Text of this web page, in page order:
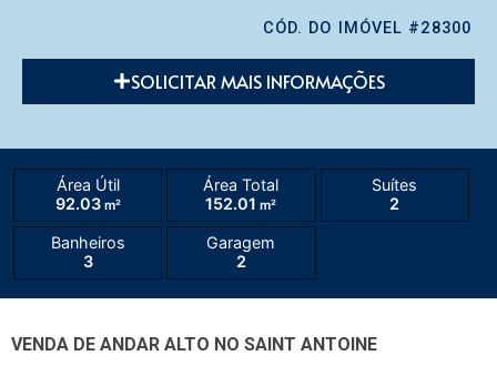
CÓD. DO IMÓVEL #28300
SOLICITAR MAIS INFORMAÇÕES
Área Útil
92.03m²
Área Total
152.01 m²
Suítes
2
Banheiros
3
Garagem
2
VENDA DE ANDAR ALTO NO SAINT ANTOINE